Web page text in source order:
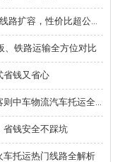
6年铁路汽车托运价格更新！多线调价、新线路扩容，性价比超公路大板车
、铁路运输全方位对比
省钱又省心
西藏自驾返程不用硬开｜拉萨、林芝、日喀则中车物流汽车托运全指南
省钱安全不踩坑
托运热门线路全解析